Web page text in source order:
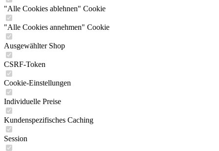
"Alle Cookies ablehnen" Cookie
"Alle Cookies annehmen" Cookie
Ausgewählter Shop
CSRF-Token
Cookie-Einstellungen
Individuelle Preise
Kundenspezifisches Caching
Session